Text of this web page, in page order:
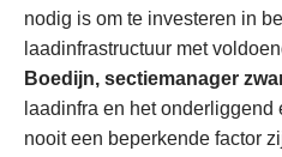
nodig is om te investeren in
laadinfrastructuur met
Boedijn, sectiemanager
laadinfra en het
nooit een beperkende factor